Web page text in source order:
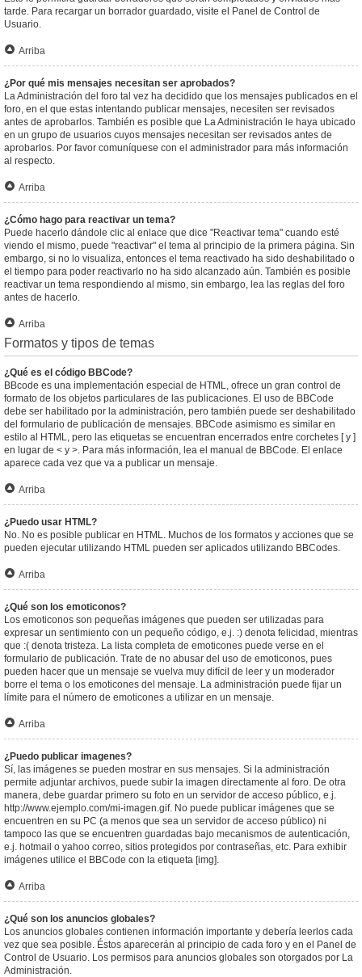
tarde. Para recargar un borrador guardado, visite el Panel de Control de
Usuario.
Arriba
¿Por qué mis mensajes necesitan ser aprobados?
La Administración del foro tal vez ha decidido que los mensajes publicados en el
foro, en el que estas intentando publicar mensajes, necesiten ser revisados
antes de aprobarlos. También es posible que La Administración le haya ubicado
en un grupo de usuarios cuyos mensajes necesitan ser revisados antes de
aprobarlos. Por favor comuníquese con el administrador para más información
al respecto.
Arriba
¿Cómo hago para reactivar un tema?
Puede hacerlo dándole clic al enlace que dice "Reactivar tema" cuando esté
viendo el mismo, puede "reactivar" el tema al principio de la primera página. Sin
embargo, si no lo visualiza, entonces el tema reactivado ha sido deshabilitado o
el tiempo para poder reactivarlo no ha sido alcanzado aún. También es posible
reactivar un tema respondiendo al mismo, sin embargo, lea las reglas del foro
antes de hacerlo.
Arriba
Formatos y tipos de temas
¿Qué es el código BBCode?
BBcode es una implementación especial de HTML, ofrece un gran control de
formato de los objetos particulares de las publicaciones. El uso de BBCode
debe ser habilitado por la administración, pero también puede ser deshabilitado
del formulario de publicación de mensajes. BBCode asimismo es similar en
estilo al HTML, pero las etiquetas se encuentran encerrados entre corchetes [ y ]
en lugar de < y >. Para más información, lea el manual de BBCode. El enlace
aparece cada vez que va a publicar un mensaje.
Arriba
¿Puedo usar HTML?
No. No es posible publicar en HTML. Muchos de los formatos y acciones que se
pueden ejecutar utilizando HTML pueden ser aplicados utilizando BBCodes.
Arriba
¿Qué son los emoticonos?
Los emoticonos son pequeñas imágenes que pueden ser utilizadas para
expresar un sentimiento con un pequeño código, e.j. :) denota felicidad, mientras
que :( denota tristeza. La lista completa de emoticones puede verse en el
formulario de publicación. Trate de no abusar del uso de emoticonos, pues
pueden hacer que un mensaje se vuelva muy difícil de leer y un moderador
borre el tema o los emoticones del mensaje. La administración puede fijar un
límite para el número de emoticones a utilizar en un mensaje.
Arriba
¿Puedo publicar imagenes?
Sí, las imágenes se pueden mostrar en sus mensajes. Si la administración
permite adjuntar archivos, puede subir la imagen directamente al foro. De otra
manera, debe guardar primero su foto en un servidor de acceso público, e.j.
http://www.ejemplo.com/mi-imagen.gif. No puede publicar imágenes que se
encuentren en su PC (a menos que sea un servidor de acceso público) ni
tampoco las que se encuentren guardadas bajo mecanismos de autenticación,
e.j. hotmail o yahoo correo, sitios protegidos por contraseñas, etc. Para exhibir
imágenes utilice el BBCode con la etiqueta [img].
Arriba
¿Qué son los anuncios globales?
Los anuncios globales contienen información importante y debería leerlos cada
vez que sea posible. Éstos aparecerán al principio de cada foro y en el Panel de
Control de Usuario. Los permisos para anuncios globales son otorgados por La
Administración.